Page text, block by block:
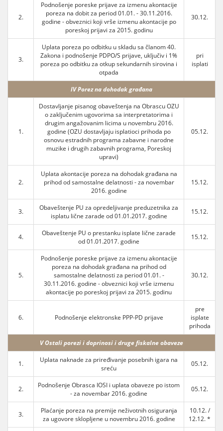
2.
Podnošenje poreske prijave za izmenu akontacije
poreza na dobit za period 01.01. - 30.11.2016.
godine - obveznici koji vrše izmenu akontacije po
poreskoj prijavi za 2015. godinu
30.12.
3.
Uplata poreza po odbitku u skladu sa članom 40.
Zakona i podnošenje PDPO/S prijave, uključiv i 1%
poreza po odbitku za otkup sekundarnih sirovina i
otpada
pri
isplati
IV Porez na dohodak građana
1.
Dostavljanje pisanog obaveštenja na Obrascu OZU
o zaključenim ugovorima sa interpretatorima i
drugim angažovanim licima u novembru 2016.
godine (OZU dostavljaju isplatioci prihoda po
osnovu estradnih programa zabavne i narodne
muzike i drugih zabavnih programa, Poreskoj
upravi)
05.12.
2.
Uplata akontacije poreza na dohodak građana na
prihod od samostalne delatnosti - za novembar
2016. godine
15.12.
3.
Obaveštenje PU za opredeljivanje preduzetnika za
isplatu lične zarade od 01.01.2017. godine
15.12.
4.
Obaveštenje PU o prestanku isplate lične zarade
od 01.01.2017. godine
15.12.
5.
Podnošenje poreske prijave za izmenu akontacije
poreza na dohodak građana na prihod od
samostalne delatnosti za period 01.01. -
30.11.2016. godine - obveznici koji vrše izmenu
akontacije po poreskoj prijavi za 2015. godinu
30.12.
6. Podnošenje elektronske PPP-PD prijave
pre
isplate
prihoda
V Ostali porezi i doprinosi i druge fiskalne obaveze
1.
Uplata naknade za priređivanje posebnih igara na
sreću
05.12.
2.
Podnošenje Obrasca IOSI i uplata obaveze po istom
- za novembar 2016. godine
05.12.
3.
Plaćanje poreza na premije neživotnih osiguranja
za ugovore sklopljene u novembru 2016. godine
10.12. /
12.12. *